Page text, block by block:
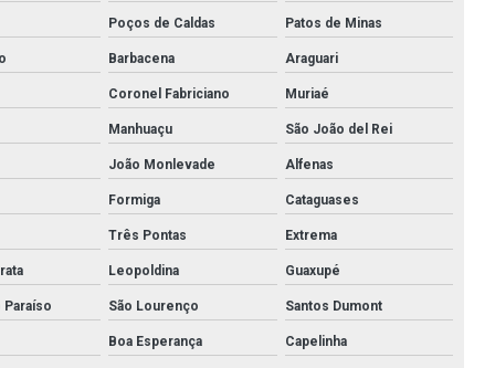
Conexões forjadas aço inox
Conexões forjadas alta pressão
Conexões galvanizadas
Conexões galvanizadas em go
Conexões galvanizadas em goiânia
Conexões galvanizadas em goiânia go
Conexões galvanizadas em goiás
Conexões grooved
Poços de Caldas Patos de Minas
Barbacena Araguari
Coronel Fabriciano Muriaé
Manhuaçu São João del Rei
João Monlevade Alfenas
Formiga Cataguases
Três Pontas Extrema
Leopoldina Guaxupé
Paraíso São Lourenço Santos Dumont
Boa Esperança Capelinha